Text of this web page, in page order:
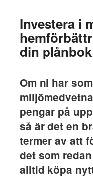
Investera i
din plånbok
Om ni har
pengar på
så är det en
termer av att
det som
alltid köpa